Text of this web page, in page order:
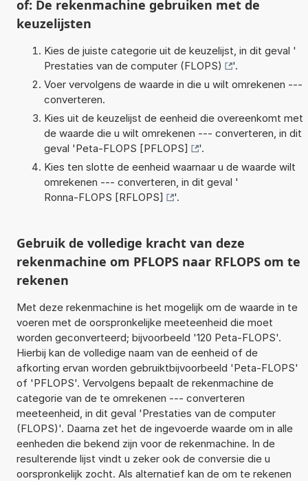
of: De rekenmachine gebruiken met de
keuzelijsten
Kies de juiste categorie uit de keuzelijst, in dit geval '
Prestaties van de computer (FLOPS)
'.
Voer vervolgens de waarde in die u wilt omrekenen ---
converteren.
Kies uit de keuzelijst de eenheid die overeenkomt met
de waarde die u wilt omrekenen --- converteren, in dit
geval 'Peta-FLOPS [PFLOPS]
'.
Kies ten slotte de eenheid waarnaar u de waarde wilt
omrekenen --- converteren, in dit geval '
Ronna-FLOPS [RFLOPS]
'.
Gebruik de volledige kracht van deze
rekenmachine om PFLOPS naar RFLOPS om te
rekenen
Met deze rekenmachine is het mogelijk om de waarde in te
voeren met de oorspronkelijke meeteenheid die moet
worden geconverteerd; bijvoorbeeld '120 Peta-FLOPS'.
Hierbij kan de volledige naam van de eenheid of de
afkorting ervan worden gebruiktbijvoorbeeld 'Peta-FLOPS'
of 'PFLOPS'. Vervolgens bepaalt de rekenmachine de
categorie van de te omrekenen --- converteren
meeteenheid, in dit geval 'Prestaties van de computer
(FLOPS)'. Daarna zet het de ingevoerde waarde om in alle
eenheden die bekend zijn voor de rekenmachine. In de
resulterende lijst vindt u zeker ook de conversie die u
oorspronkelijk zocht. Als alternatief kan de om te rekenen